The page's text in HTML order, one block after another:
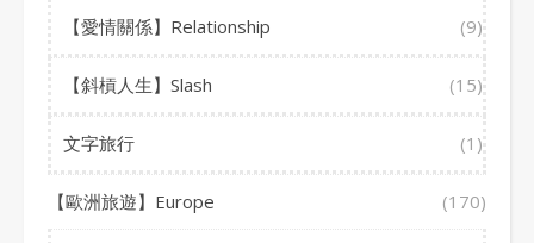
【愛情關係】Relationship (9)
【斜槓人生】Slash (15)
文字旅行 (1)
【歐洲旅遊】Europe (170)